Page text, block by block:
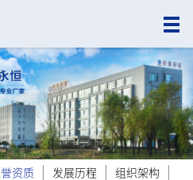
资质 发展历程 组织架构